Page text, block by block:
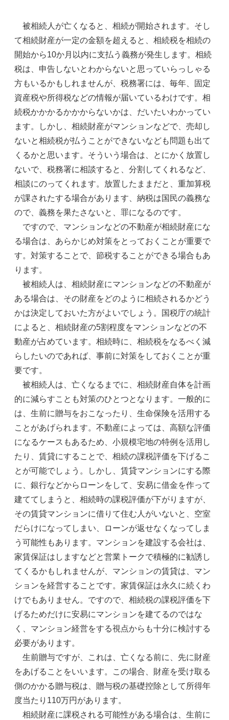
被相続人が亡くなると、相続が開始されます。そし
て相続財産が一定の金額を超えると、相続税を相続の
開始から10か月以内に支払う義務が発生します。相続
税は、申告しないとわからないと思っていらっしゃる
方もいるかもしれませんが、税務署には、毎年、固定
資産税や所得税などの情報が届いているわけです。相
続税かかかるかかからないかは、だいたいわかってい
ます。しかし、相続財産がマンションなどで、売却し
ないと相続税が払うことができないなども問題も出て
くるかと思います。そういう場合は、とにかく放置し
ないで、税務署に相談すると、分割してくれるなど、
相談にのってくれます。放置したままだと、重加算税
が課されたする場合があります、納税は国民の義務な
ので、義務を果たさないと、罪になるのです。
ですので、マンションなどの不動産が相続財産にな
る場合は、あらかじめ対策をとっておくことが重要で
す。対策することで、節税することができる場合もあ
ります。
被相続人は、相続財産にマンションなどの不動産が
ある場合は、その財産をどのように相続されるかどう
かは決定しておいた方がよいでしょう。国税庁の統計
によると、相続財産の5割程度をマンションなどの不
動産が占めています。相続時に、相続税をなるべく減
らしたいのであれば、事前に対策をしておくことが重
要です。
被相続人は、亡くなるまでに、相続財産自体を計画
的に減らすことも対策のひとつとなります。一般的に
は、生前に贈与をおこなったり、生命保険を活用する
ことがあげられます。不動産によっては、高額な評価
になるケースもあるため、小規模宅地の特例を活用し
たり、賃貸にすることで、相続の課税評価を下げるこ
とが可能でしょう。しかし、賃貸マンションにする際
に、銀行などからローンをして、安易に借金を作って
建ててしまうと、相続時の課税評価が下がりますが、
その賃貸マンションに借りて住む人がいないと、空室
だらけになってしまい、ローンが返せなくなってしま
う可能性もあります。マンションを建設する会社は、
家賃保証はしますなどと営業トークで積極的に勧誘し
てくるかもしれませんが、マンションの賃貸は、マン
ションを経営することです。家賃保証は永久に続くわ
けでもありません。ですので、相続税の課税評価を下
げるためだけに安易にマンションを建てるのではな
く、マンション経営をする視点からも十分に検討する
必要があります。
生前贈与ですが、これは、亡くなる前に、先に財産
をあげることをいいます。この場合、財産を受け取る
側のかかる贈与税は、贈与税の基礎控除として所得年
度当たり110万円があります。
相続財産に課税される可能性がある場合は、生前に